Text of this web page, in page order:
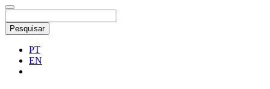
Pesquisar
PT
EN